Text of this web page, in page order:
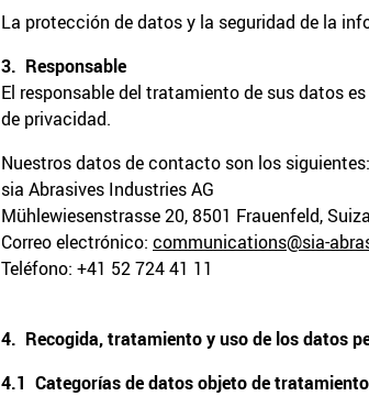
La protección de datos y la seguridad de la
3. Responsable
El responsable del tratamiento de sus datos
de privacidad.
Nuestros datos de contacto son los siguientes:
sia Abrasives Industries AG
Mühlewiesenstrasse 20, 8501 Frauenfeld, Suiza
Correo electrónico: communications@sia-
Teléfono: +41 52 724 41 11
4. Recogida, tratamiento y uso de los datos
4.1 Categorías de datos objeto de tratamiento